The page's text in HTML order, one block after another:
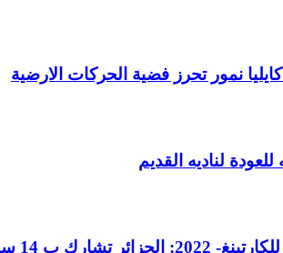
نمور تحرز فضية الحركات الارضية
لناديه القديم
في موعد مسقط